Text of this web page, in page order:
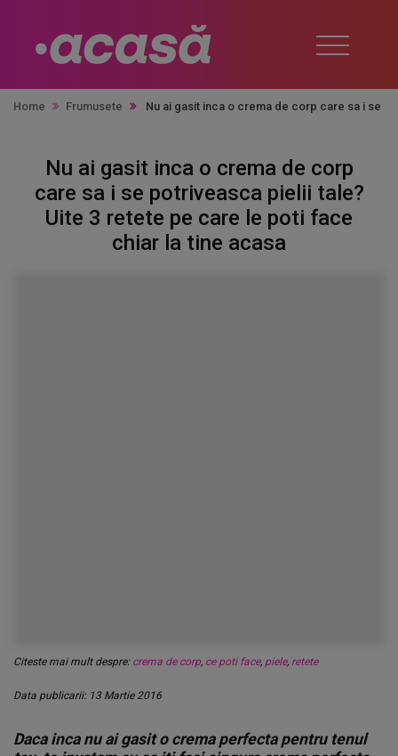
Home Frumusete Nu ai gasit inca o crema de corp care sa i se
Nu ai gasit inca o crema de corp
care sa i se potriveasca pielii tale?
Uite 3 retete pe care le poti face
chiar la tine acasa
Citeste mai mult despre: crema de corp, ce poti face, piele, retete
Data publicarii: 13 Martie 2016
Daca inca nu ai gasit o crema perfecta pentru tenul